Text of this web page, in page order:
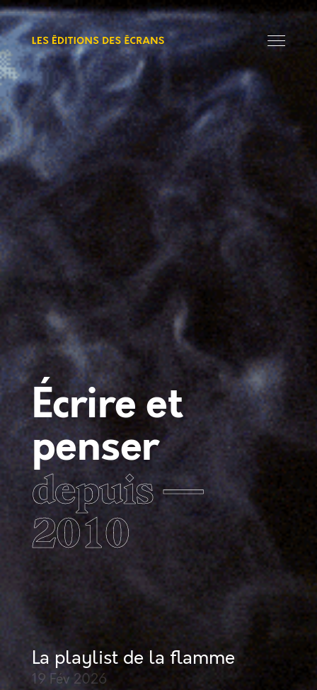
Écrire et
penser
depuis —
2010
La playlist de la flamme
19 Fév 2026